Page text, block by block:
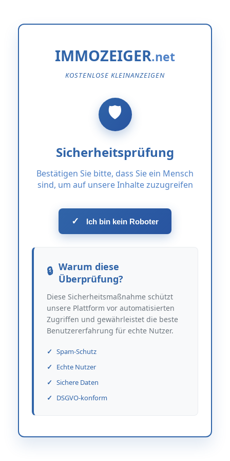
IMMOZEIGER
KOSTENLOSE KLEINANZEIGEN
Sicherheitsprüfung
Bestätigen Sie bitte, dass Sie ein Mensch
sind, um auf unsere Inhalte zuzugreifen
✓ Ich bin kein Roboter
Warum diese
Überprüfung?
Diese Sicherheitsmaßnahme schützt
unsere Plattform vor automatisierten
Zugriffen und gewährleistet die beste
Benutzererfahrung für echte Nutzer.
Spam-Schutz
Echte Nutzer
Sichere Daten
DSGVO-konform